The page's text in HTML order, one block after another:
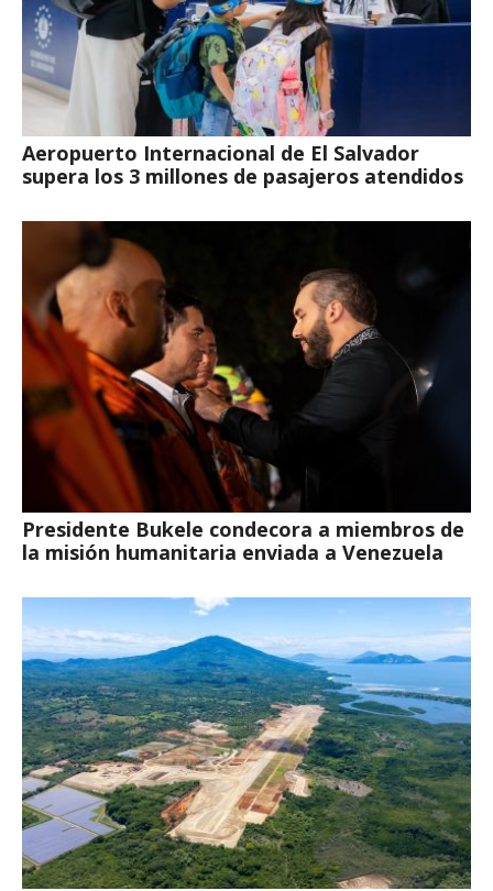
Aeropuerto Internacional de El Salvador
supera los 3 millones de pasajeros atendidos
Presidente Bukele condecora a miembros de
la misión humanitaria enviada a Venezuela